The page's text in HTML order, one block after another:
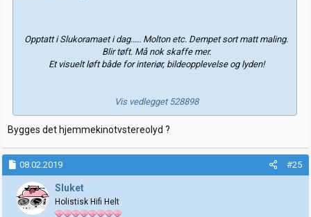
Opptatt i Slukoramaet i dag..... Molton etc. Dempet sort matt maling.
Blir tøft. Må nok skaffe mer.
Et visuelt løft både for interiør, bildeopplevelse og lyden!
Vis vedlegget 528898
Bygges det hjemmekinotvstereolyd ?
08.02.2019 #25
Sluket
Holistisk Hifi Helt